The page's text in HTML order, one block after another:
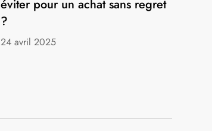
éviter pour un achat sans regret
?
24 avril 2025